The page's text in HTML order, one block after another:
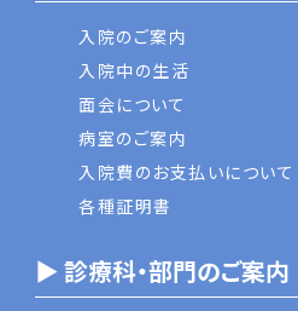
入院のご案内
入院中の生活
面会について
病室のご案内
入院費のお支払いについて
各種証明書
▶ 診療科・部門のご案内